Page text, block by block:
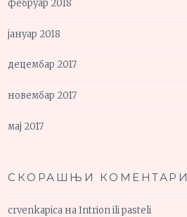
фебруар 2018
јануар 2018
децембар 2017
новембар 2017
мај 2017
СКОРАШЊИ КОМЕНТАРИ
crvenkapica наIntrion ili pasteli